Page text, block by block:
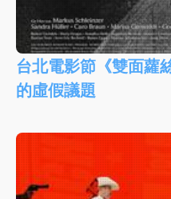
台北電影節《雙面蘿
的虛假議題